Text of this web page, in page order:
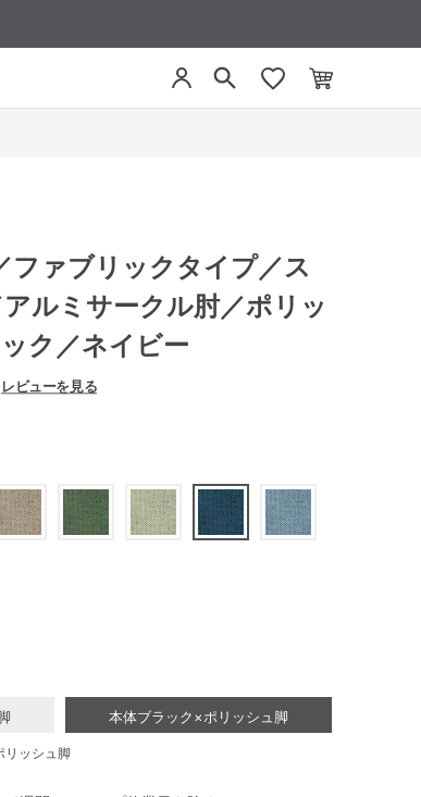
ファブリックタイプ／ス
ルミサークル肘／ポリッ
ク／ネイビー
レビューを見る
本体ブラック×ポリッシュ脚
リッシュ脚